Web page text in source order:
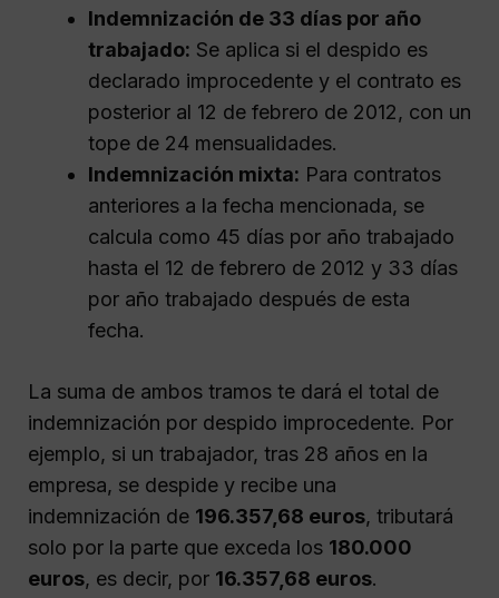
Indemnización de 33 días por año
trabajado: Se aplica si el despido es
declarado improcedente y el contrato es
posterior al 12 de febrero de 2012, con un
tope de 24 mensualidades.
Indemnización mixta: Para contratos
anteriores a la fecha mencionada, se
calcula como 45 días por año trabajado
hasta el 12 de febrero de 2012 y 33 días
por año trabajado después de esta
fecha.
La suma de ambos tramos te dará el total de
indemnización por despido improcedente. Por
ejemplo, si un trabajador, tras 28 años en la
empresa, se despide y recibe una
indemnización de 196.357,68 euros, tributará
solo por la parte que exceda los 180.000
euros, es decir, por 16.357,68 euros.